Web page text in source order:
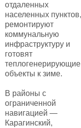
отдаленных
населенных пунктов,
ремонтируют
коммунальную
инфраструктуру и
готовят
теплогенерирующие
объекты к зиме.
В районы с
ограниченной
навигацией —
Карагинский,